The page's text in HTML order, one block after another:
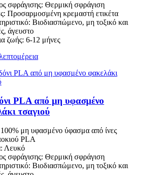
σφράγισης: Θερμική σφράγιση
Προσαρμοσμένη κρεμαστή ετικέτα
Βιοδιασπώμενο, μη τοξικό και
άγευστο
ζωής: 6-12 μήνες
PLA από μη υφασμένο
τσαγιού
μη υφασμένο ύφασμα από ίνες
PLA
Λευκό
σφράγισης: Θερμική σφράγιση
Βιοδιασπώμενο, μη τοξικό και